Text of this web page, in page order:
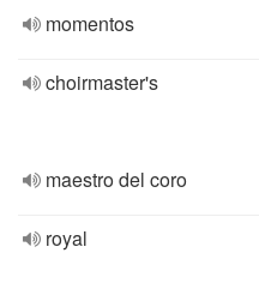
momentos
choirmaster's
maestro del coro
royal